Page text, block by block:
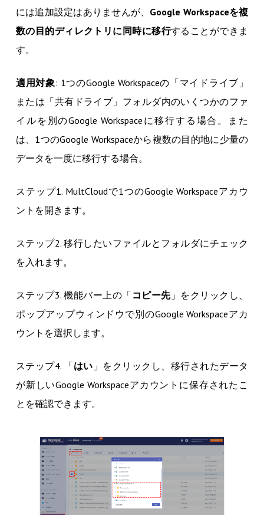
には追加設定はありませんが、 Google Workspaceを複
数の目的ディレクトリに同時に移行することができま
す。
適用対象: 1つのGoogle Workspaceの「マイドライブ」
または「共有ドライブ」フォルダ内のいくつかのファ
イルを別のGoogle Workspaceに移行する場合。また
は、1つのGoogle Workspaceから複数の目的地に少量の
データを一度に移行する場合。
ステップ1. MultCloudで1つのGoogle Workspaceアカウ
ントを開きます。
ステップ2. 移行したいファイルとフォルダにチェック
を入れます。
ステップ3. 機能バー上の「 コピー先」をクリックし、
ポップアップウィンドウで別のGoogle Workspaceアカ
ウントを選択します。
ステップ4. 「はい 」をクリックし、移行されたデータ
が新しいGoogle Workspaceアカウントに保存されたこ
とを確認できます。